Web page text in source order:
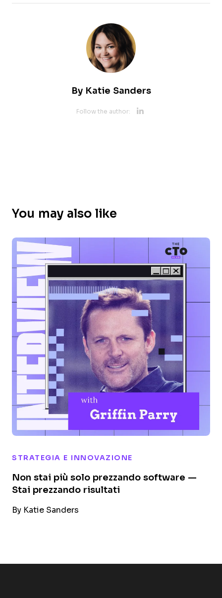
By Katie Sanders
Follow the author:
You may also like
STRATEGIA E INNOVAZIONE
Non stai più solo prezzando software —
Stai prezzando risultati
By Katie Sanders